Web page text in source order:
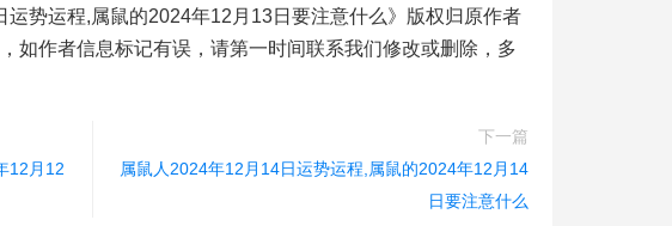
势运程,属鼠的2024年12月13日要注意什么》版权归原作者
如作者信息标记有误，请第一时间联系我们修改或删除，多
12月12
下一篇
属鼠人2024年12月14日运势运程,属鼠的2024年12月14
日要注意什么